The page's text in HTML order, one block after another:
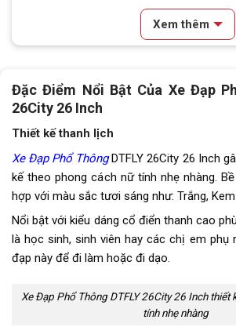
CST 26x 1 3/8
Tăng tốc sau (Gạt líp) Shimano
Đùi đĩa
Dĩa 1 Tầng
Líp
Sên (xích) KMC 6 tốc độ
18.5kg-
Xem thêm
Đặc Điểm Nổi Bật Của Xe Đạp
26City 26 Inch
Thiết kế thanh lịch
Xe Đạp Phổ Thông DTFLY 26City 26 Inch
kế theo phong cách nữ tính nhẹ nhàng.
hợp với màu sắc tươi sáng như: Trắng, Kem
Nổi bật với kiểu dáng cổ điển thanh cao
là học sinh, sinh viên hay các chị em phụ
đạp này để đi làm hoặc đi dạo.
Xe Đạp Phổ Thông DTFLY 26City 26 Inch thiết
tính nhẹ nhàng